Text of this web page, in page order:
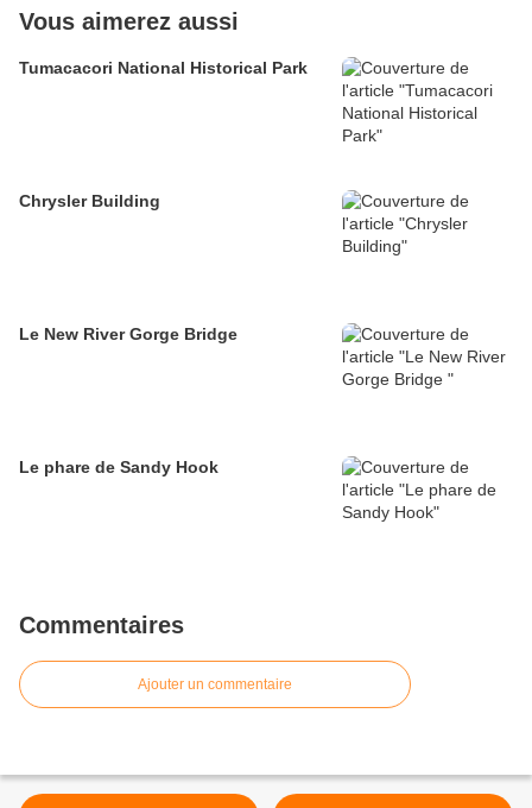
Vous aimerez aussi
Tumacacori National Historical Park
Chrysler Building
Le New River Gorge Bridge
Le phare de Sandy Hook
Commentaires
Ajouter un commentaire